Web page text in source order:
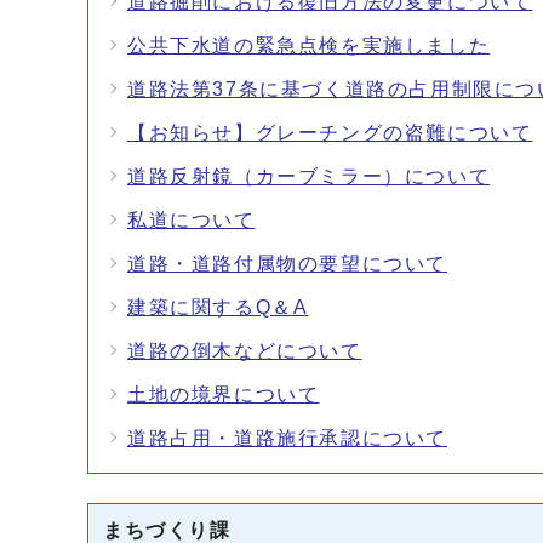
公共下水道の緊急点検を実施しました
道路法第37条に基づく道路の占用制限につ
【お知らせ】グレーチングの盗難について
道路反射鏡（カーブミラー）について
私道について
道路・道路付属物の要望について
建築に関するQ＆A
道路の倒木などについて
土地の境界について
道路占用・道路施行承認について
まちづくり課